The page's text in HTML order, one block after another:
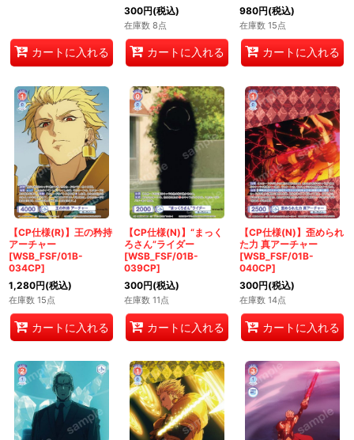
カートに入れる
300円(税込)
在庫数 8点
カートに入れる
980円(税込)
在庫数 15点
カートに入れる
【CP仕様(R)】王の矜持
アーチャー
[WSB_FSF/01B-
034CP]
1,280円(税込)
在庫数 15点
カートに入れる
【CP仕様(N)】“まっく
ろさん”ライダー
[WSB_FSF/01B-
039CP]
300円(税込)
在庫数 11点
カートに入れる
【CP仕様(N)】歪められ
た力 真アーチャー
[WSB_FSF/01B-
040CP]
300円(税込)
在庫数 14点
カートに入れる